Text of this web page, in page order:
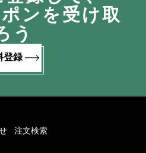
ポンを受け取
う
登録
注文検索